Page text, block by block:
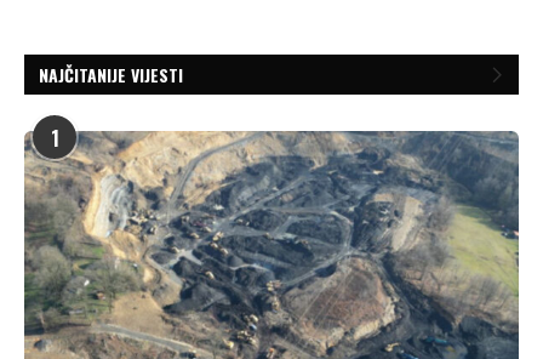
NAJČITANIJE VIJESTI
1